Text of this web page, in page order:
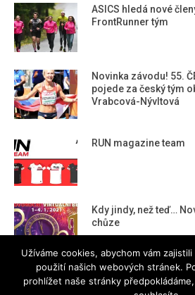
ASICS hledá nové
FrontRunner tým
Novinka závodu! 55.
pojede za český tým
Vrabcová-Nývltová
RUN magazine team
Kdy jindy, než teď…
chůze
Užíváme cookies, abychom vám
použití našich webových stránek.
prohlížet naše stránky